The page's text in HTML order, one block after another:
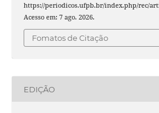
https://periodicos.ufpb.br/index.php/rec/
Acesso em: 7 ago. 2026.
Fomatos de Citação
EDIÇÃO